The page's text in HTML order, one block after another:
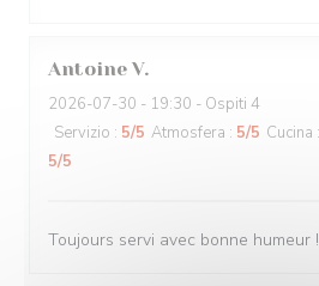
Antoine V
2026-07-30 - 19:30 - Ospiti 4
Servizio : 5/5 Atmosfera : 5/5 Cucina :
5/5
Toujours servi avec bonne humeur